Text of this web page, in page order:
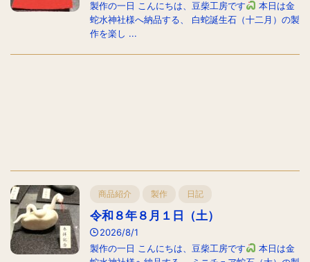
製作の一日 こんにちは、豆柴工房です
本日は金
蛇水神社様へ納品する、 白蛇誕生石（十二月）の製
作を楽し ...
商品紹介 製作 日記
令和８年８月１日（土）
2026/8/1
製作の一日 こんにちは、豆柴工房です
本日は金